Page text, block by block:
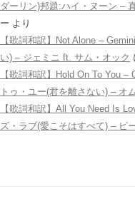
ダーリン)邦題:ハイ・ヌーン –
ー より
【歌詞和訳】Not Alone –
い) – ジェミニ ft. サム・オック
【歌詞和訳】Hold On To You
トゥ・ユー(君を離さない) – オ
【歌詞和訳】All You Need Is
ズ・ラブ(愛こそはすべて) – ビ